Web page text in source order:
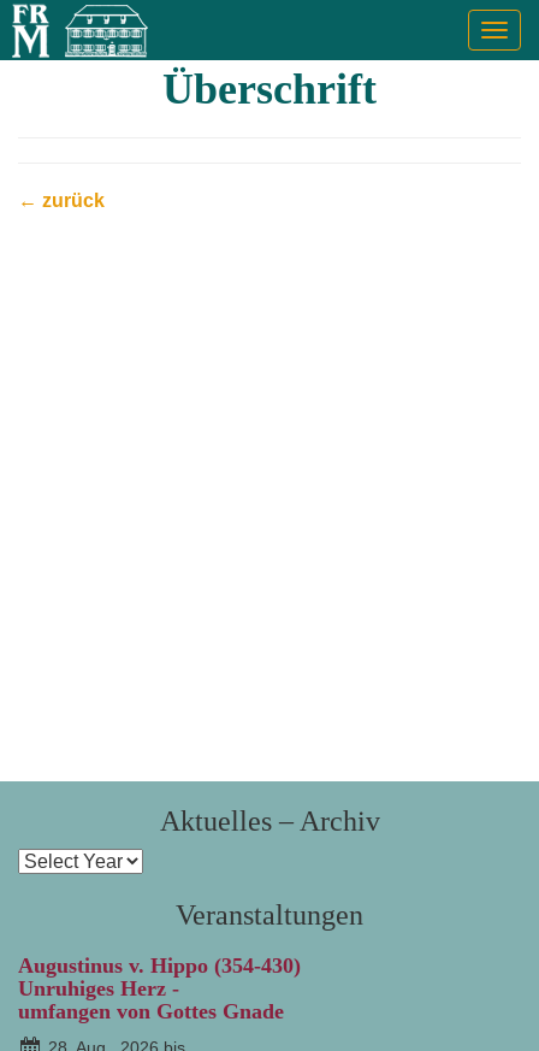
Überschrift
← zurück
Aktuelles – Archiv
Veranstaltungen
Augustinus v. Hippo (354-430)
Unruhiges Herz -
umfangen von Gottes Gnade